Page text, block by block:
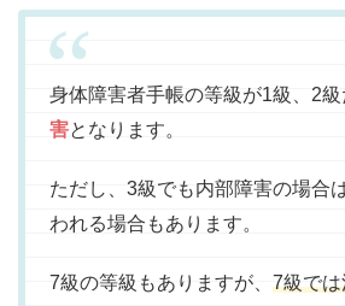
身体障害者手帳の等級が1級、2級
害となります。
ただし、3級でも内部障害の場合
われる場合もあります。
7級の等級もありますが、 7級で